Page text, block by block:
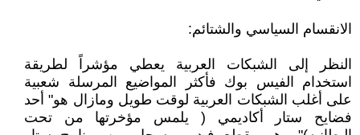
الانقسام السياسي والشتائم:
النظر إلى الشبكات العربية يعطي مؤشراً لطريقة
استخدام الفيس بوك فأكثر المواضيع المرسلة شعبية
على أغلب الشبكات العربية لوقت طويل ومازال هو" أحد
فضايح ستار أكاديمي ( يلمس مؤخرتها من تحت